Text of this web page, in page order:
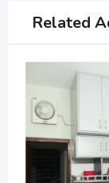
Related